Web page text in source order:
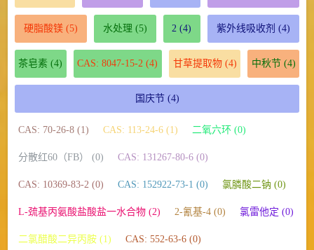
硬脂酸镁(5) 水处理 (5) 2 (4) 紫外线吸收剂 (4)
茶皂素 (4) CAS: 8047-15-2 (4) 甘草提取物(4) 中秋节(4)
国庆节(4)
CAS: 70-26-8 (1) CAS: 113-24-6 (1) 二氧六环 (0)
分散红60（FB） (0) CAS: 131267-80-6 (0)
CAS: 10369-83-2 (0) CAS: 152922-73-1 (0) 氯膦酸二钠 (0)
L-巯基丙氨酸盐酸盐一水合物 (2) 2-氰基-4 (0) 氯雷他定 (0)
二氯醋酸二异丙胺 (1) CAS: 552-63-6 (0)